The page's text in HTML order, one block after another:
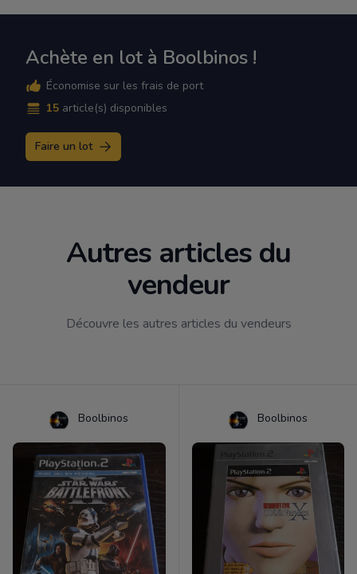
Achète en lot à Boolbinos !
Économise sur les frais de port
15 article(s) disponibles
Faire un lot
Autres articles du
vendeur
Découvre les autres articles du vendeurs
Boolbinos Boolbinos